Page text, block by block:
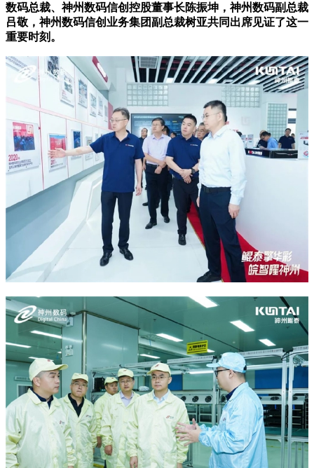
数码总裁、神州数码信创控股董事长陈振坤，神州数码副总裁
吕敬，神州数码信创业务集团副总裁树亚共同出席见证了这一
重要时刻。